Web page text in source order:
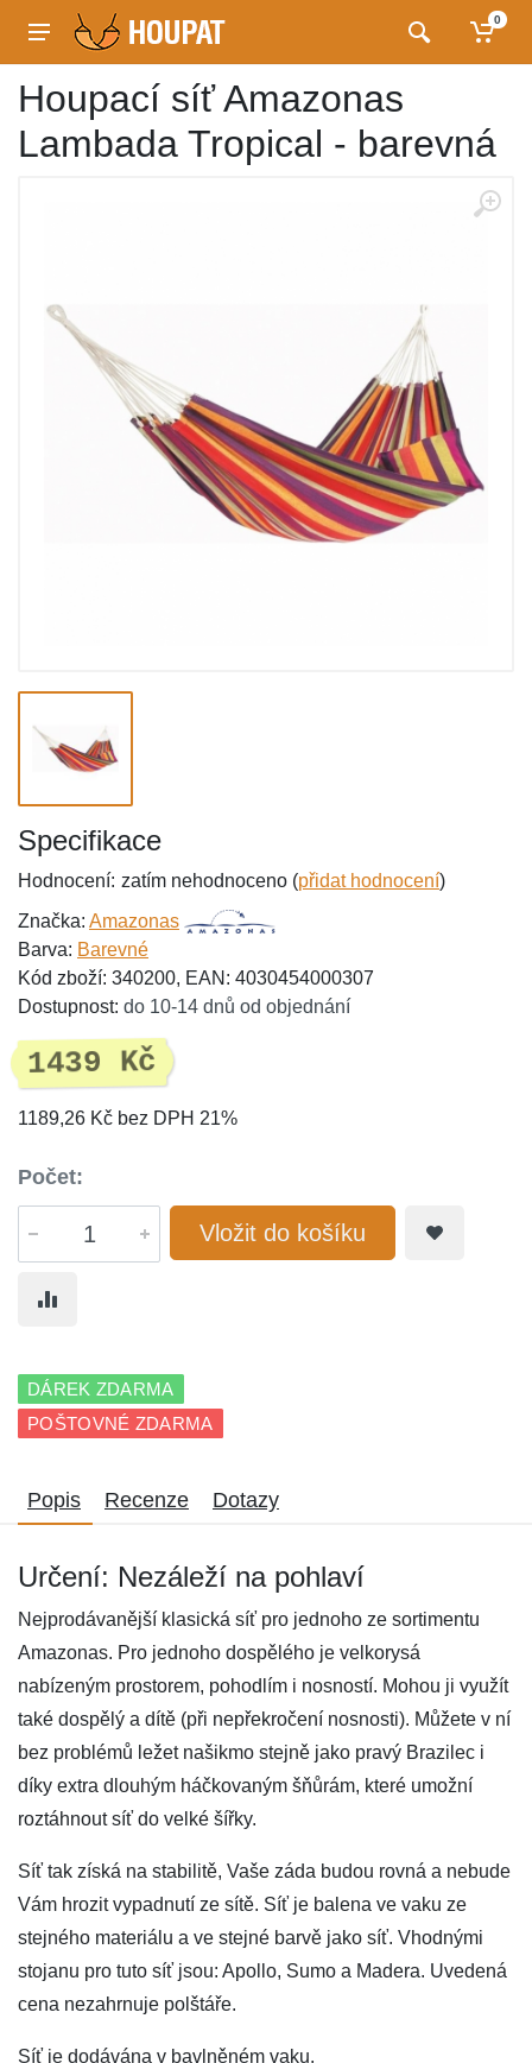
0
Houpací síť Amazonas
Lambada Tropical - barevná
Specifikace
Hodnocení: zatím nehodnoceno (přidat hodnocení)
Značka: Amazonas
Barva: Barevné
Kód zboží: 340200, EAN: 4030454000307
Dostupnost: do 10-14 dnů od objednání
1439 Kč
1189,26 Kč bez DPH 21%
Počet:
Vložit do košíku
DÁREK ZDARMA
POŠTOVNÉ ZDARMA
Popis Recenze Dotazy
Určení: Nezáleží na pohlaví
Nejprodávanější klasická síť pro jednoho ze sortimentu
Amazonas. Pro jednoho dospělého je velkorysá
nabízeným prostorem, pohodlím i nosností. Mohou ji využít
také dospělý a dítě (při nepřekročení nosnosti). Můžete v ní
bez problémů ležet našikmo stejně jako pravý Brazilec i
díky extra dlouhým háčkovaným šňůrám, které umožní
roztáhnout síť do velké šířky.
Síť tak získá na stabilitě, Vaše záda budou rovná a nebude
Vám hrozit vypadnutí ze sítě. Síť je balena ve vaku ze
stejného materiálu a ve stejné barvě jako síť. Vhodnými
stojanu pro tuto síť jsou: Apollo, Sumo a Madera. Uvedená
cena nezahrnuje polštáře.
Síť je dodávána v bavlněném vaku.